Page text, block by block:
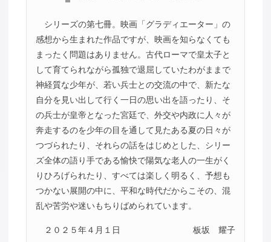
シリーズの第七冊。映画「グラディエーター」の
感想から生まれた作品ですが、映画を知らなくても
まったく問題はありません。古代ローマで皇太子と
して育てられながら孤独で退屈していたわがままで
神経質な少年が、若い兵士との交流の中で、新たな
自分を見い出して行く一日の思い出を語ったり、そ
の兵士が皇帝となった宮廷で、外交や内政に人々が
奔走するのを少年の目を通して見たある夏の日々が
つづられたり、それらの話をはじめとした、シリー
ズ全体の語り手である愉快で陽気な老人の一生がく
りひろげられたり、すべては楽しく明るく、予想も
つかない展開の中に、平和な時代だからこその、混
乱や苦労や迷いもちりばめられています。
２０２５年４月１日 板坂 耀子